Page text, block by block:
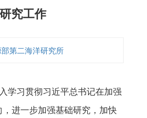
究工作
第二海洋研究所
学习贯彻习近平总书记在加强
进一步加强基础研究，加快